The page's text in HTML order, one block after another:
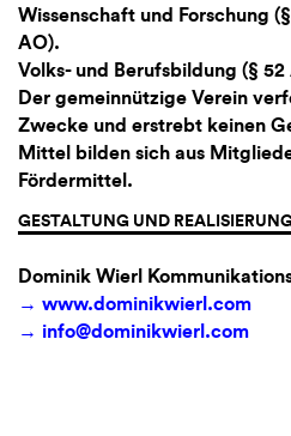
Wissenschaft und Forschung
AO).
Volks- und Berufsbildung (§ 52
Der gemeinnützige Verein
Zwecke und erstrebt keinen
Mittel bilden sich aus
Fördermittel.
GESTALTUNG UND
Dominik Wierl
www.dominikwierl.com
info@dominikwierl.com